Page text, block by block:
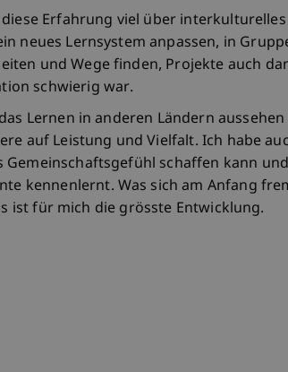
Erfahrung viel über
neues Lernsystem anpassen, in
und Wege finden, Projekte auch
schwierig war.
Lernen in anderen Ländern aussehen
auf Leistung und Vielfalt. Ich habe
schaffen kann
kennenlernt. Was sich am Anfang
ist für mich die grösste Entwicklung.